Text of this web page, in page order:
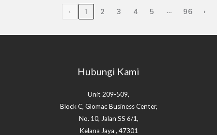
‹ 1 2 3 4 5 … 96 ›
Hubungi Kami
Unit 209-509,
Block C, Glomac Business Center,
No. 10, Jalan SS 6/1,
Kelana Jaya , 47301